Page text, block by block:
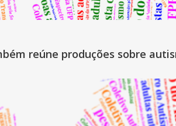
reúne produções sobre